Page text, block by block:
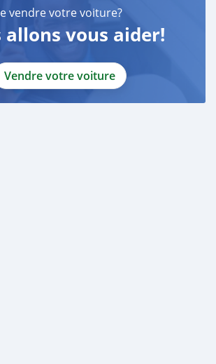
vendre votre voiture?
allons vous aider!
Vendre votre voiture